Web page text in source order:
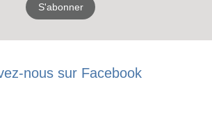
RECEVEZ
LES
S'abonner
nous sur Facebook